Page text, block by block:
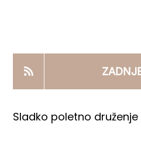
PRODAJNI IZDELKI
AKTUALNO
Sladko poletno